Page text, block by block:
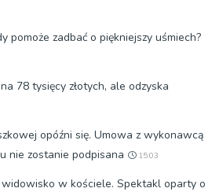
pomoże zadbać o piękniejszy uśmiech?
78 tysięcy złotych, ale odzyska
opóźni się. Umowa z wykonawcą
nie zostanie podpisana
15:03
w kościele. Spektakl oparty o